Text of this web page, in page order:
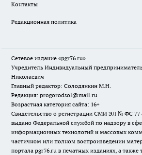
Контакты
Редакционная политика
Сетевое издание «pgr76.ru»
Учредитель Индивидуальный
Николаевич
Главный редактор: Солодянкин М.Н.
Редакция: progorodsol@mail.ru
Возрастная категория сайта: 16+
Свидетельство о регистрации СМИ ЭЛ № ФС 77 –
выдано Федеральной службой по надзору в
информационных технологий и массовых
частичном или полном воспроизведении
портала pgr76.ru в печатных изданиях, а